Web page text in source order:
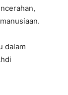
dalam